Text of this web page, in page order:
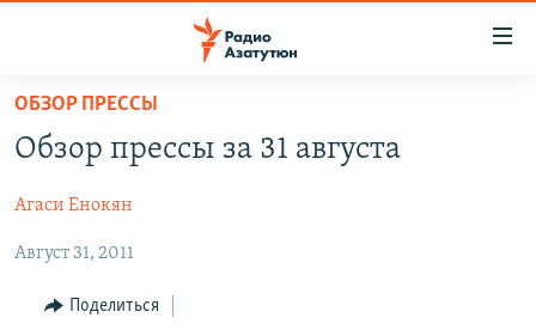
Перейти
основному
Перейти
навигации
ГЛАВНАЯ
НОВОСТИ
ПОЛИТИКА
ОБЩЕСТВО
ЭКОНОМИКА
ОБЗОР ПРЕССЫ
Обзор прессы за 31 августа
Агаси Енокян
Август 31, 2011
Поделиться